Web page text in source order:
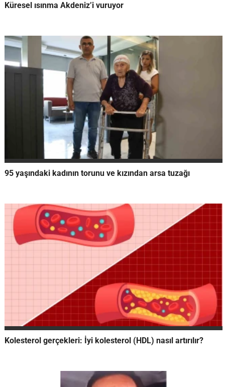
Küresel ısınma Akdeniz’i vuruyor
95 yaşındaki kadının torunu ve kızından arsa tuzağı
Kolesterol gerçekleri: İyi kolesterol (HDL) nasıl artırılır?